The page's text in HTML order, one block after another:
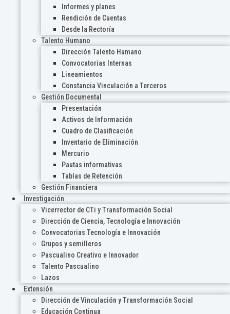
Informes y planes
Rendición de Cuentas
Desde la Rectoría
Talento Humano
Dirección Talento Humano
Convocatorias Internas
Lineamientos
Constancia Vinculación a Terceros
Gestión Documental
Presentación
Activos de Información
Cuadro de Clasificación
Inventario de Eliminación
Mercurio
Pautas informativas
Tablas de Retención
Gestión Financiera
Investigación
Vicerrector de CTi y Transformación Social
Dirección de Ciencia, Tecnología e Innovación
Convocatorias Tecnología e Innovación
Grupos y semilleros
Pascualino Creativo e Innovador
Talento Pascualino
Lazos
Extensión
Dirección de Vinculación y Transformación Social
Educación Continua